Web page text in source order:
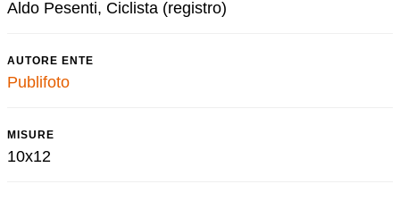
Aldo Pesenti, Ciclista (registro)
AUTORE ENTE
Publifoto
MISURE
10x12